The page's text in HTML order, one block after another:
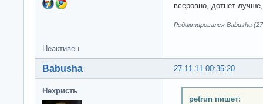
всеровно, дотнет
Редактировался Babusha
Неактивен
27-11-11 00:35:20
Babusha
Нехристь
petrun пишет: